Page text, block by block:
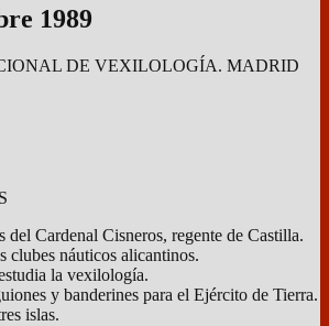
1989
DE VEXILOLOGÍA. MADRID
del Cardenal Cisneros, regente de Castilla.
clubes náuticos alicantinos.
la vexilología.
y banderines para el Ejército de Tierra.
islas.